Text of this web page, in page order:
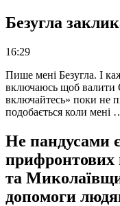
Безугла
16:29
Пише мені Безугла. І
включаюсь щоб валити
включайтесь» поки не
подобається коли мені
Не пандусами
прифронтових
та
допомоги